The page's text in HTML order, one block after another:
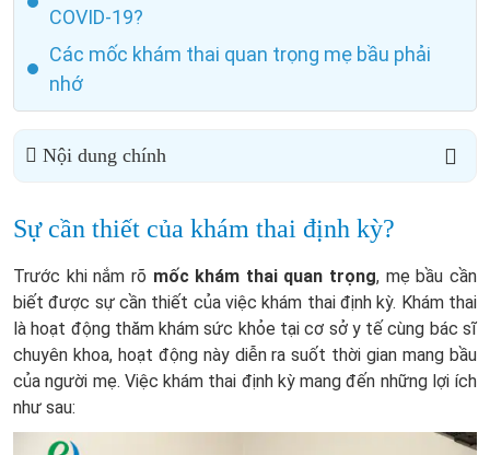
COVID-19?
Các mốc khám thai quan trọng mẹ bầu phải
nhớ
Nội dung chính
Sự cần thiết của khám thai định kỳ?
Trước khi nắm rõ mốc khám thai quan trọng, mẹ bầu cần
biết được sự cần thiết của việc khám thai định kỳ. Khám thai
là hoạt động thăm khám sức khỏe tại cơ sở y tế cùng bác sĩ
chuyên khoa, hoạt động này diễn ra suốt thời gian mang bầu
của người mẹ. Việc khám thai định kỳ mang đến những lợi ích
như sau: